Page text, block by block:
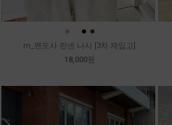
● ● ●
m_멘도사 린넨 나시 [3차 재입고]
18,000원